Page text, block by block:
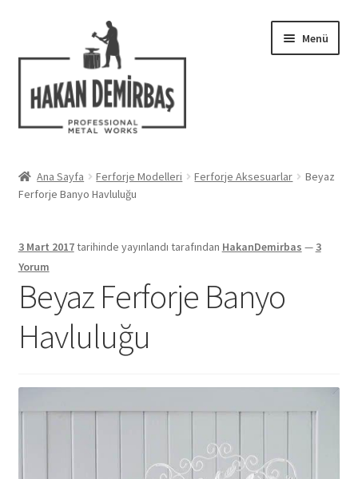
Menü
Ferforje Modelleri
İletişim
Ana Sayfa Ferforje Modelleri Ferforje Aksesuarlar
Beyaz
Ferforje Banyo Havluluğu
3 Mart 2017tarihinde yayınlandı tarafından HakanDemirbas — 3
Yorum
Beyaz Ferforje Banyo
Havluluğu